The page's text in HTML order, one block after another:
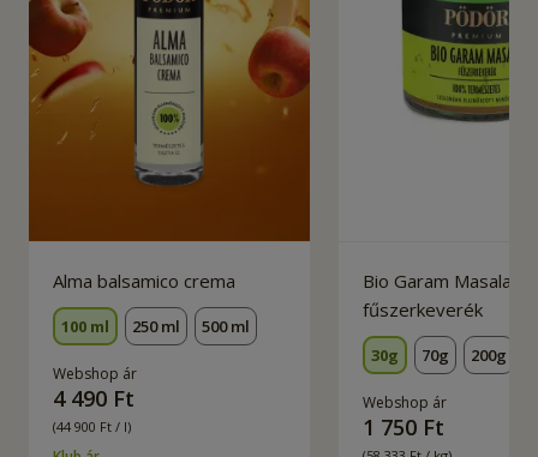
Alma balsamico crema
100 ml 250 ml 500 ml
Webshop ár
4 490 Ft
(44 900 Ft / l)
Bio Garam Masala
fűszerkeverék
30g 70g 200g
Webshop ár
1 750 Ft